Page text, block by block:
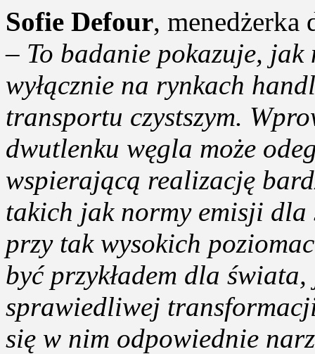
Sofie Defour, menedżerka
– To badanie pokazuje, jak
wyłącznie na rynkach
transportu czystszym.
dwutlenku węgla może
wspierającą realizację
takich jak normy emisji dla
przy tak wysokich
być przykładem dla
sprawiedliwej
się w nim odpowiednie